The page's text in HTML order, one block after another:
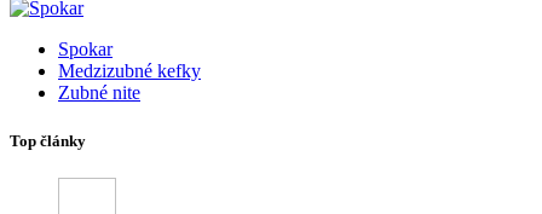
Spokar
Medzizubné kefky
Zubné nite
Top články